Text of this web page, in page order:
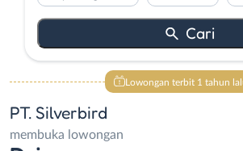
Lowongan terbit 1 tahun
PT. Silverbird
membuka lowongan